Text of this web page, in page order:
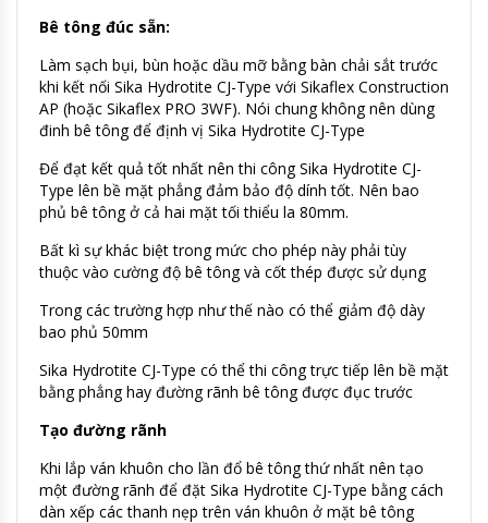
Bê tông đúc sẵn:
Làm sạch bụi, bùn hoặc dầu mỡ bằng bàn chải sắt trước
khi kết nối Sika Hydrotite CJ-Type với Sikaflex Construction
AP (hoặc Sikaflex PRO 3WF). Nói chung không nên dùng
đinh bê tông để định vị Sika Hydrotite CJ-Type
Để đạt kết quả tốt nhất nên thi công Sika Hydrotite CJ-
Type lên bề mặt phẳng đảm bảo độ dính tốt. Nên bao
phủ bê tông ở cả hai mặt tối thiểu la 80mm.
Bất kì sự khác biệt trong mức cho phép này phải tùy
thuộc vào cường độ bê tông và cốt thép được sử dụng
Trong các trường hợp như thế nào có thể giảm độ dày
bao phủ 50mm
Sika Hydrotite CJ-Type có thể thi công trực tiếp lên bề mặt
bằng phẳng hay đường rãnh bê tông được đục trước
Tạo đường rãnh
Khi lắp ván khuôn cho lần đổ bê tông thứ nhất nên tạo
một đường rãnh để đặt Sika Hydrotite CJ-Type bằng cách
dàn xếp các thanh nẹp trên ván khuôn ở mặt bê tông